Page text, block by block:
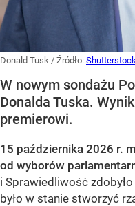
Donald Tusk / Źródło: Shutterstock
W nowym sondażu
Donalda Tuska.
premierowi.
15 października 2026 r.
od wyborów
i Sprawiedliwość
było w stanie stworzyć